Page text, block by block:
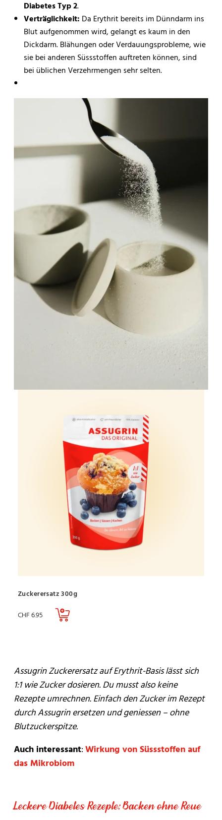
Diabetes Typ 2.
Verträglichkeit: Da Erythrit bereits im Dünndarm ins
Blut aufgenommen wird, gelangt es kaum in den
Dickdarm. Blähungen oder Verdauungsprobleme, wie
sie bei anderen Süssstoffen auftreten können, sind
bei üblichen Verzehrmengen sehr selten.
Zuckerersatz 300g
CHF6.95
Assugrin Zuckerersatz auf Erythrit-Basis lässt sich
1:1 wie Zucker dosieren. Du musst also keine
Rezepte umrechnen. Einfach den Zucker im Rezept
durch Assugrin ersetzen und geniessen – ohne
Blutzuckerspitze.
Auch interessant:Wirkung von Süssstoffen auf
das Mikrobiom
Leckere Diabetes Rezepte: Backen ohne Reue